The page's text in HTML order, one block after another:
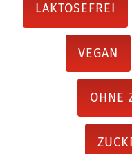
LAKTOSEFREI
VEGAN
OHNE